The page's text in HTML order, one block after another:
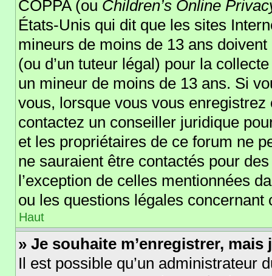
COPPA (ou Children’s Online
États-Unis qui dit que les sites
mineurs de moins de 13 ans
(ou d’un tuteur légal) pour la
un mineur de moins de 13 ans. Si
vous, lorsque vous vous enregistrez
contactez un conseiller juridique
et les propriétaires de ce forum ne
ne sauraient être contactés pour
l’exception de celles mentionnées
ou les questions légales concernant
Haut
» Je souhaite m’enregistrer, mais
Il est possible qu’un administrateur